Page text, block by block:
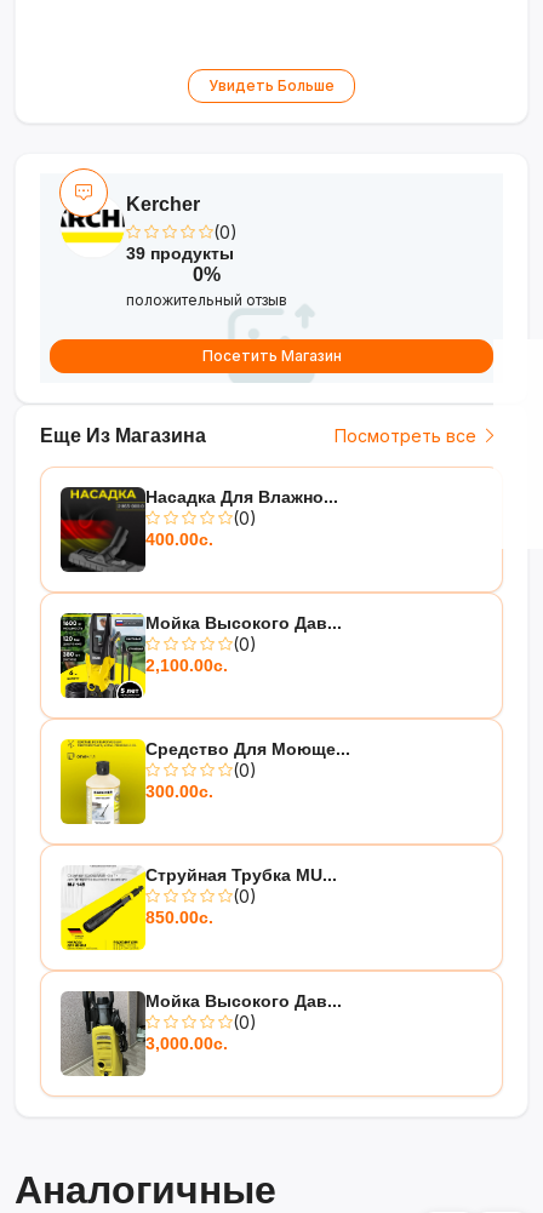
Увидеть Больше
Еще Из Магазина Посмотреть все
Насадка Для Влажно...
(0)
400.00с.
Мойка Высокого Дав...
(0)
2,100.00с.
Средство Для Моюще...
(0)
300.00с.
Струйная Трубка MU...
(0)
850.00с.
Мойка Высокого Дав...
(0)
3,000.00с.
Kercher
(0)
39 продукты
0%
положительный отзыв
Посетить Магазин
Аналогичные